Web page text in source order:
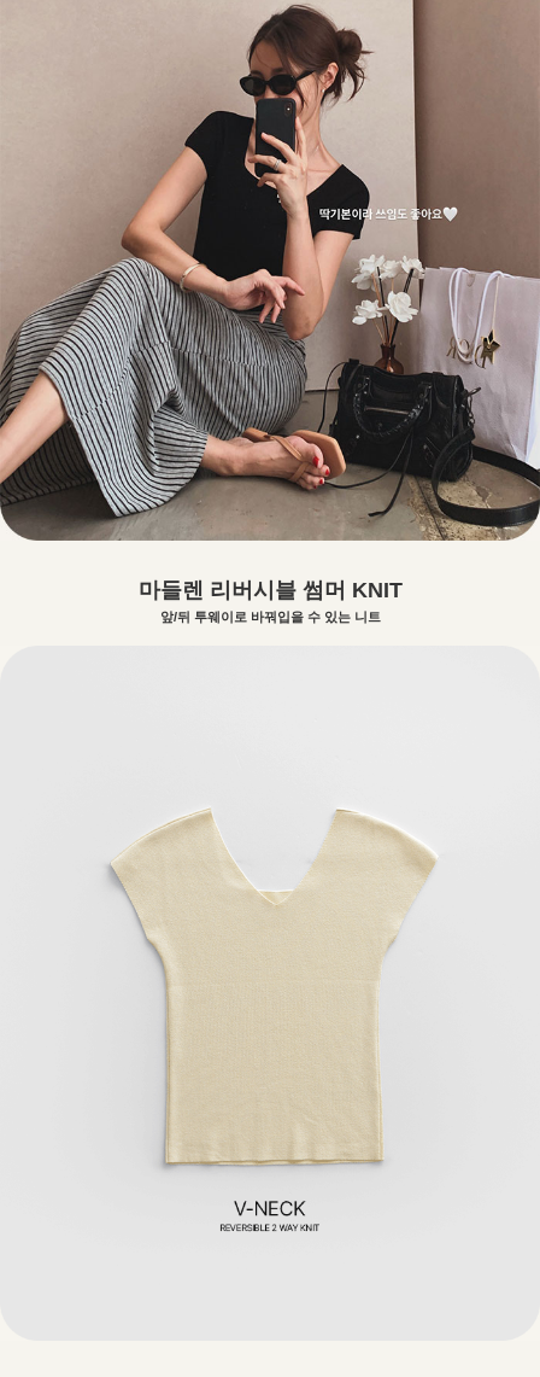
마들렌 리버시블 썸머 KNIT
앞/뒤 투웨이로 바꿔입을 수 있는 니트